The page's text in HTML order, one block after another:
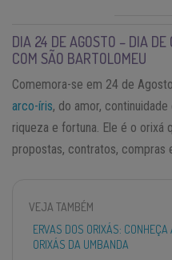
DIA 24 DE AGOSTO – DIA DE
COM SÃO BARTOLOMEU
Comemora-se em 24 de
arco-íris, do amor,
riqueza e fortuna. Ele é o orixá
propostas, contratos, compras
VEJA TAMBÉM
ERVAS DOS ORIXÁS:
ORIXÁS DA UMBANDA